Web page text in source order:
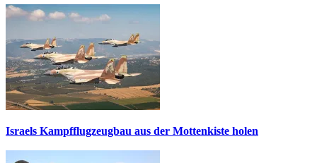
Israels Kampfflugzeugbau aus der Mottenkiste holen